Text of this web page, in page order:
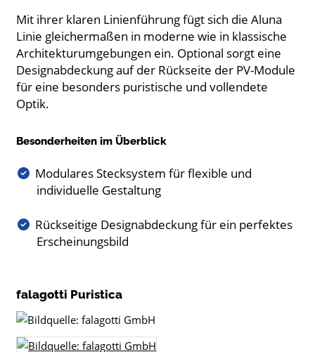
Mit ihrer klaren Linienführung fügt sich die Aluna
Linie gleichermaßen in moderne wie in klassische
Architekturumgebungen ein. Optional sorgt eine
Designabdeckung auf der Rückseite der PV-Module
für eine besonders puristische und vollendete
Optik.
Besonderheiten im Überblick
Modulares Stecksystem für flexible und
individuelle Gestaltung
Rückseitige Designabdeckung für ein perfektes
Erscheinungsbild
falagotti Puristica